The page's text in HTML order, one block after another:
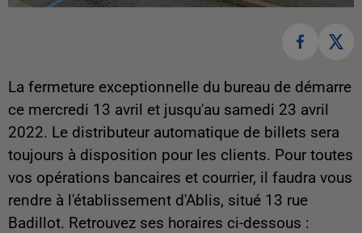
La fermeture exceptionnelle du bureau de démarre
ce mercredi 13 avril et jusqu'au samedi 23 avril
2022. Le distributeur automatique de billets sera
toujours à disposition pour les clients. Pour toutes
vos opérations bancaires et courrier, il faudra vous
rendre à l'établissement d'Ablis, situé 13 rue
Badillot. Retrouvez ses horaires ci-dessous :